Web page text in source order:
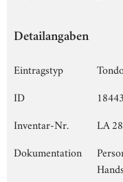
Detailangaben
Eintragstyp
ID
18443
Inventar-Nr.
LA
Dokumentation